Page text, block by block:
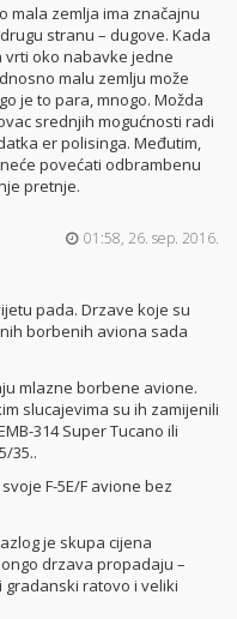
mala zemlja ima značajnu
stranu – dugove. Kada
vrti oko nabavke jedne
malu zemlju može
je to para, mnogo. Možda
srednjih mogućnosti radi
er polisinga. Međutim,
povećati odbrambenu
pretnje.
01:58, 26. sep. 2016.
pada. Drzave koje su
borbenih aviona sada
mlazne borbene avione.
slucajevima su ih zamijenili
314 Super Tucano ili
35..
F-5E/F avione bez
je skupa cijena
drzava propadaju –
gradanski ratovo i veliki